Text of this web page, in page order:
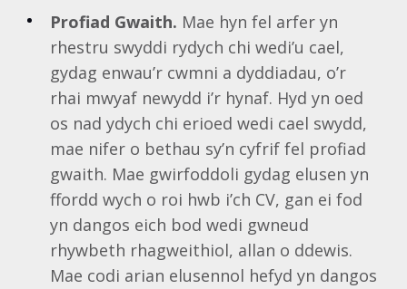
Profiad Gwaith. Mae hyn fel arfer yn
rhestru swyddi rydych chi wedi’u cael,
gydag enwau’r cwmni a dyddiadau, o’r
rhai mwyaf newydd i’r hynaf. Hyd yn oed
os nad ydych chi erioed wedi cael swydd,
mae nifer o bethau sy’n cyfrif fel profiad
gwaith. Mae gwirfoddoli gydag elusen yn
ffordd wych o roi hwb i’ch CV, gan ei fod
yn dangos eich bod wedi gwneud
rhywbeth rhagweithiol, allan o ddewis.
Mae codi arian elusennol hefyd yn dangos